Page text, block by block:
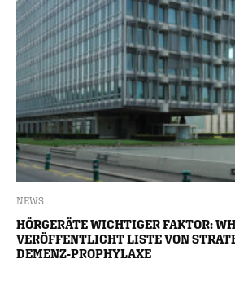
NEWS
HÖRGERÄTE WICHTIGER FAKTOR:
VERÖFFENTLICHT LISTE VON
DEMENZ-PROPHYLAXE